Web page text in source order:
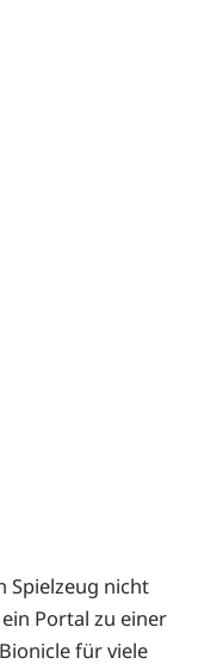
Spielzeug nicht
Portal zu einer
für viele